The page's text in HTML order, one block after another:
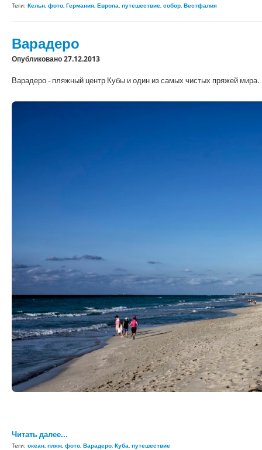
Теги: Кельн, фото, Германия, Европа, путешествие, собор, Вестфалия
Варадеро
Опубликовано 27.12.2013
Варадеро - пляжный центр Кубы и один из самых чистых пряжей мира.
Читать далее...
Теги: океан, пляж, фото, Варадеро, Куба, путешествие